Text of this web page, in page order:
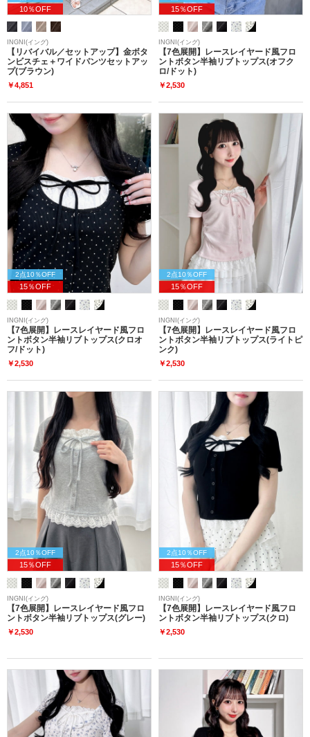
10％OFF
INGNI(イング)
【リバイバル／セットアップ】金ボタ
ンビスチェ＋ワイドパンツセットアッ
プ(ブラウン)
￥4,851
15％OFF
INGNI(イング)
【7色展開】レースレイヤード風フロ
ントボタン半袖リブトップス(オフク
ロ/ドット)
￥2,530
2点10％OFF
15％OFF
INGNI(イング)
【7色展開】レースレイヤード風フロ
ントボタン半袖リブトップス(クロオ
フ/ドット)
￥2,530
2点10％OFF
15％OFF
INGNI(イング)
【7色展開】レースレイヤード風フロ
ントボタン半袖リブトップス(ライトピ
ンク)
￥2,530
2点10％OFF
15％OFF
INGNI(イング)
【7色展開】レースレイヤード風フロ
ントボタン半袖リブトップス(グレー)
￥2,530
2点10％OFF
15％OFF
INGNI(イング)
【7色展開】レースレイヤード風フロ
ントボタン半袖リブトップス(クロ)
￥2,530